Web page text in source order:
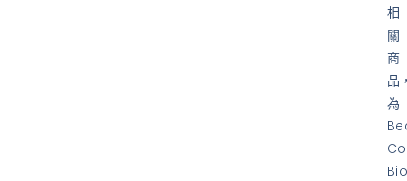
相
關
商
品
為